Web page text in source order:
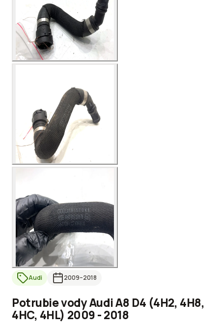
Audi 2009–2018
Potrubie vody Audi A8 D4 (4H2, 4H8,
4HC, 4HL) 2009 - 2018